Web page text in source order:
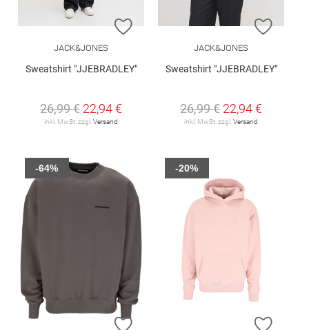
ZUR WUNSCHLISTE HINZUFÜGEN
JACK&JONES
Sweatshirt "JJEBRADLEY"
26,99 € 22,94 €
inkl. MwSt. zzgl. Versand
ZUR
JACK&JONES
Sweatshirt "JJEBRADLEY"
26,99 € 22,94 €
inkl. MwSt. zzgl. Versand
ZUR WUNSCHLISTE HINZUFÜGEN
-64%
ZUR
-20%